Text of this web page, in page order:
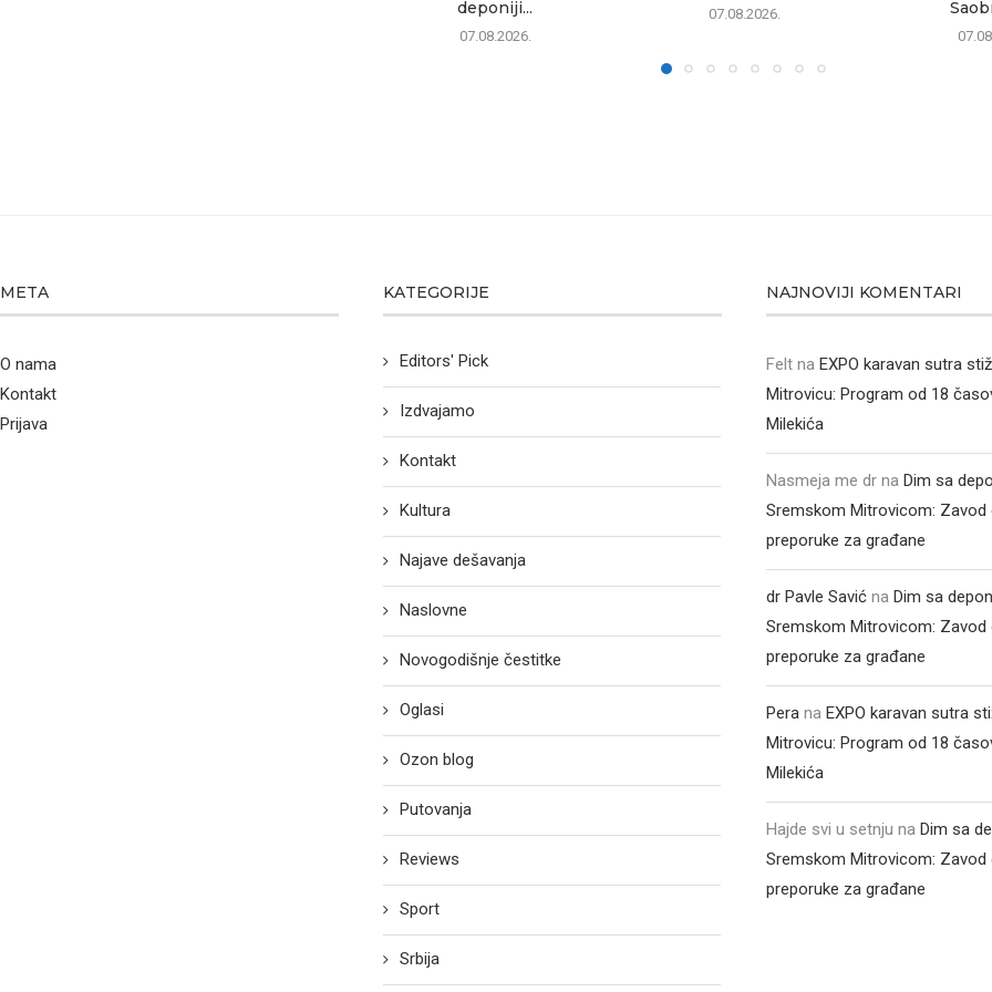
deponiji...
07.08.2026.
07.08.2026.
META
O nama
Kontakt
Prijava
KATEGORIJE
Editors' Pick
Izdvajamo
Kontakt
Kultura
Najave dešavanja
Naslovne
Novogodišnje čestitke
Oglasi
Ozon blog
Putovanja
Reviews
Sport
Srbija
NAJNOVIJI KOMENTARI
Felt naEXPO karavan sutra
Mitrovicu: Program od 18
Milekića
Nasmeja me dr naDim sa
Sremskom Mitrovicom: Zavod
preporuke za građane
dr Pavle Savić naDim sa
Sremskom Mitrovicom: Zavod
preporuke za građane
Pera naEXPO karavan sutra
Mitrovicu: Program od 18
Milekića
Hajde svi u setnju naDim sa
Sremskom Mitrovicom: Zavod
preporuke za građane